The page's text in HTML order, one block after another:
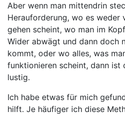
Aber wenn man mittendrin
Herauforderung, wo es weder
gehen scheint, wo man im
Wider abwägt und dann doch
kommt, oder wo alles, was
funktionieren scheint, dann ist
lustig.
Ich habe etwas für mich
hilft. Je häufiger ich diese